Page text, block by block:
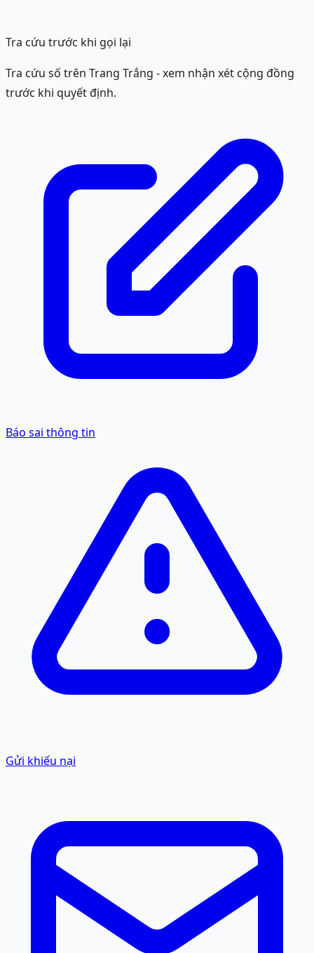
Tra cứu trước khi gọi lại
Tra cứu số trên Trang Trắng - xem nhận xét cộng đồng
trước khi quyết định.
Báo sai thông tin
Gửi khiếu nại